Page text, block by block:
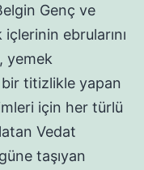
Genç ve
içlerinin ebrularını
yemek
titizlikle yapan
için her türlü
Vedat
taşıyan